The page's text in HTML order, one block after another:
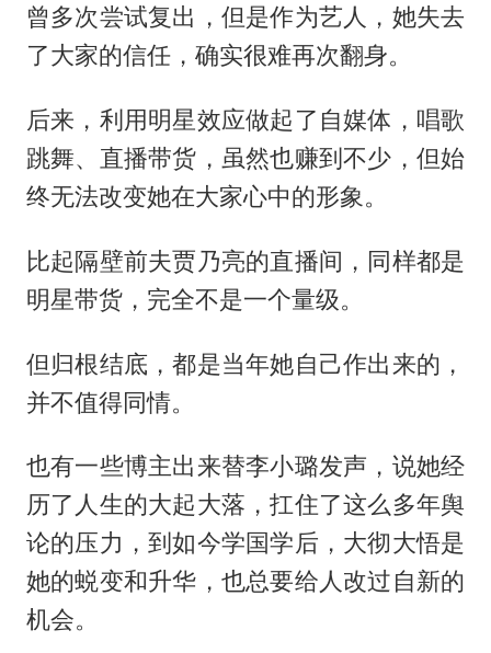
曾多次尝试复出，但是作为艺人，她失去
了大家的信任，确实很难再次翻身。
后来，利用明星效应做起了自媒体，唱歌
跳舞、直播带货，虽然也赚到不少，但始
终无法改变她在大家心中的形象。
比起隔壁前夫贾乃亮的直播间，同样都是
明星带货，完全不是一个量级。
但归根结底，都是当年她自己作出来的，
并不值得同情。
也有一些博主出来替李小璐发声，说她经
历了人生的大起大落，扛住了这么多年舆
论的压力，到如今学国学后，大彻大悟是
她的蜕变和升华，也总要给人改过自新的
机会。